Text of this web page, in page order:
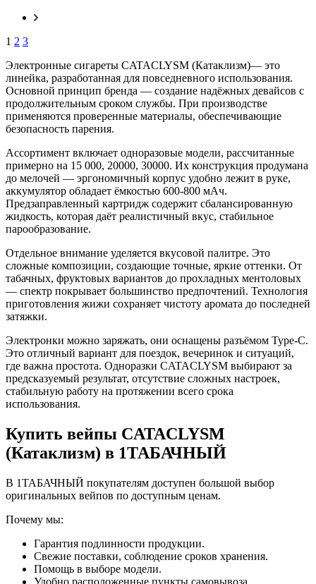
1 2 3
Электронные сигареты CATACLYSM (Катаклизм)— это
линейка, разработанная для повседневного использования.
Основной принцип бренда — создание надёжных девайсов с
продолжительным сроком службы. При производстве
применяются проверенные материалы, обеспечивающие
безопасность парения.
Ассортимент включает одноразовые модели, рассчитанные
примерно на 15 000, 20000, 30000. Их конструкция продумана
до мелочей — эргономичный корпус удобно лежит в руке,
аккумулятор обладает ёмкостью 600-800 мАч.
Предзаправленный картридж содержит сбалансированную
жидкость, которая даёт реалистичный вкус, стабильное
парообразование.
Отдельное внимание уделяется вкусовой палитре. Это
сложные композиции, создающие точные, яркие оттенки. От
табачных, фруктовых вариантов до прохладных ментоловых
— спектр покрывает большинство предпочтений. Технология
приготовления жижи сохраняет чистоту аромата до последней
затяжки.
Электронки можно заряжать, они оснащены разъёмом Type-C.
Это отличный вариант для поездок, вечеринок и ситуаций,
где важна простота. Одноразки CATACLYSM выбирают за
предсказуемый результат, отсутствие сложных настроек,
стабильную работу на протяжении всего срока
использования.
Купить вейпы CATACLYSM
(Катаклизм) в 1ТАБАЧНЫЙ
В 1ТАБАЧНЫЙ покупателям доступен большой выбор
оригинальных вейпов по доступным ценам.
Почему мы:
Гарантия подлинности продукции.
Свежие поставки, соблюдение сроков хранения.
Помощь в выборе модели.
Удобно расположенные пункты самовывоза.